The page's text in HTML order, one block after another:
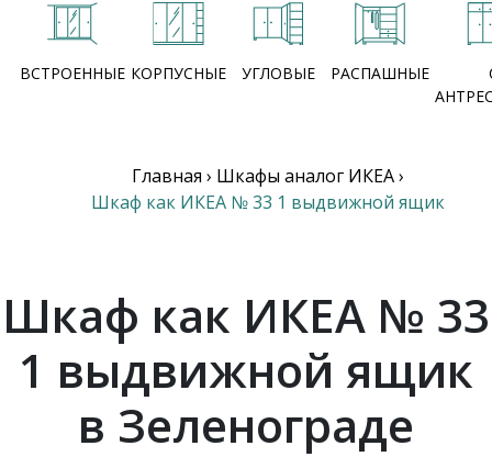
ВСТРОЕННЫЕ КОРПУСНЫЕ УГЛОВЫЕ РАСПАШНЫЕ
Главная › Шкафы аналог ИКЕА›
Шкаф как ИКЕА № 33 1 выдвижной ящик
Шкаф как ИКЕА № 33
1 выдвижной ящик
в Зеленограде